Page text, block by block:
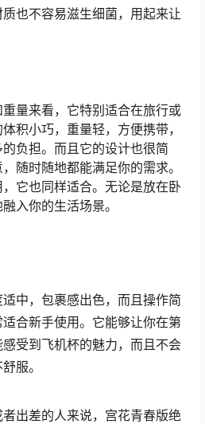
也不容易滋生细菌，用起来让
量来看，它特别适合在旅行或
积小巧，重量轻，方便携带，
负担。而且它的设计也很简
随时随地都能满足你的需求。
它也同样适合。无论是放在卧
入你的生活场景。
中，包裹感出色，而且操作简
合新手使用。它能够让你在第
受到飞机杯的魅力，而且不会
服。
出差的人来说，宫花青春版绝